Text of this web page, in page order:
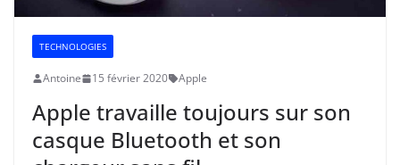
TECHNOLOGIES
Antoine 15 février 2020 Apple
Apple travaille toujours sur son
casque Bluetooth et son